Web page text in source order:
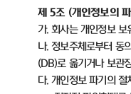
제 5조 (개인정보의
가.회사는 개인정보 보
나.정보주체로부터 동
(DB)로 옮기거나 보관
다.개인정보 파기의 절